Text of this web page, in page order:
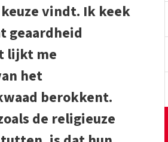
vindt. Ik keek
geaardheid
lijkt me
het
berokkent.
de religieuze